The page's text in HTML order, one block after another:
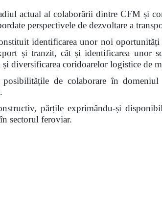
actual al colaborării dintre CFM și
perspectivele de dezvoltare a
identificarea unor noi
și tranzit, cât și identificarea unor
diversificarea coridoarelor logistice de
posibilitățile de colaborare în
părțile exprimându-și
sectorul feroviar.